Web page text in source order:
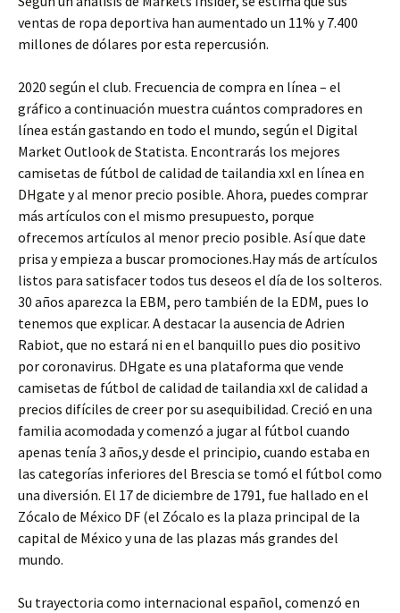
ventas de ropa deportiva han aumentado un 11% y 7.400
millones de dólares por esta repercusión.
2020 según el club. Frecuencia de compra en línea – el
gráfico a continuación muestra cuántos compradores en
línea están gastando en todo el mundo, según el Digital
Market Outlook de Statista. Encontrarás los mejores
camisetas de fútbol de calidad de tailandia xxl en línea en
DHgate y al menor precio posible. Ahora, puedes comprar
más artículos con el mismo presupuesto, porque
ofrecemos artículos al menor precio posible. Así que date
prisa y empieza a buscar promociones.Hay más de artículos
listos para satisfacer todos tus deseos el día de los solteros.
30 años aparezca la EBM, pero también de la EDM, pues lo
tenemos que explicar. A destacar la ausencia de Adrien
Rabiot, que no estará ni en el banquillo pues dio positivo
por coronavirus. DHgate es una plataforma que vende
camisetas de fútbol de calidad de tailandia xxl de calidad a
precios difíciles de creer por su asequibilidad. Creció en una
familia acomodada y comenzó a jugar al fútbol cuando
apenas tenía 3 años,y desde el principio, cuando estaba en
las categorías inferiores del Brescia se tomó el fútbol como
una diversión. El 17 de diciembre de 1791, fue hallado en el
Zócalo de México DF (el Zócalo es la plaza principal de la
capital de México y una de las plazas más grandes del
mundo.
Su trayectoria como internacional español, comenzó en